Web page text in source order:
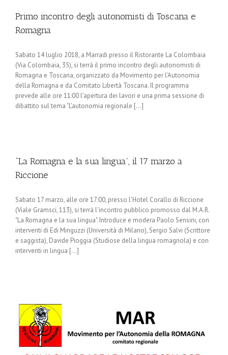
Primo incontro degli autonomisti di Toscana e
Romagna
Sabato 14 luglio 2018, a Marradi presso il Ristorante La Colombaia
(Via Colombaia, 35), si terrà il primo incontro degli autonomisti di
Romagna e Toscana, organizzato da Movimento per l’Autonomia
della Romagna e da Comitato Libertà Toscana. Il programma
prevede alle ore 11:00 l'apertura dei lavori e una prima sessione di
dibattito sul tema "L’autonomia regionale [...]
“La Romagna e la sua lingua”, il 17 marzo a
Riccione
Sabato 17 marzo, alle ore 17:00, presso l'Hotel Corallo di Riccione
(Viale Gramsci, 113), si terrà l'incontro pubblico promosso dal M.A.R.
"La Romagna e la sua lingua". Introduce e modera Paolo Sensini, con
interventi di Edi Minguzzi (Università di Milano), Sergio Salvi (Scrittore
e saggista), Davide Pioggia (Studiose della lingua romagnola) e con
interventi in lingua [...]